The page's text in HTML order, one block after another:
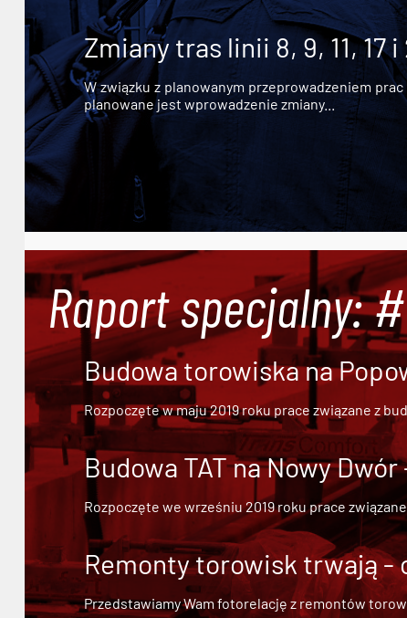
Zmiany tras linii 8, 9, 11, 17 i
W związku z planowanym przeprowadzeniem
planowane jest wprowadzenie zmiany...
Raport specjalny:
Budowa torowiska na
Rozpoczęte w maju 2019 roku prace związane z
Budowa TAT na Nowy Dwór
Rozpoczęte we wrześniu 2019 roku prace
Remonty torowisk trwają -
Przedstawiamy Wam fotorelację z remontów